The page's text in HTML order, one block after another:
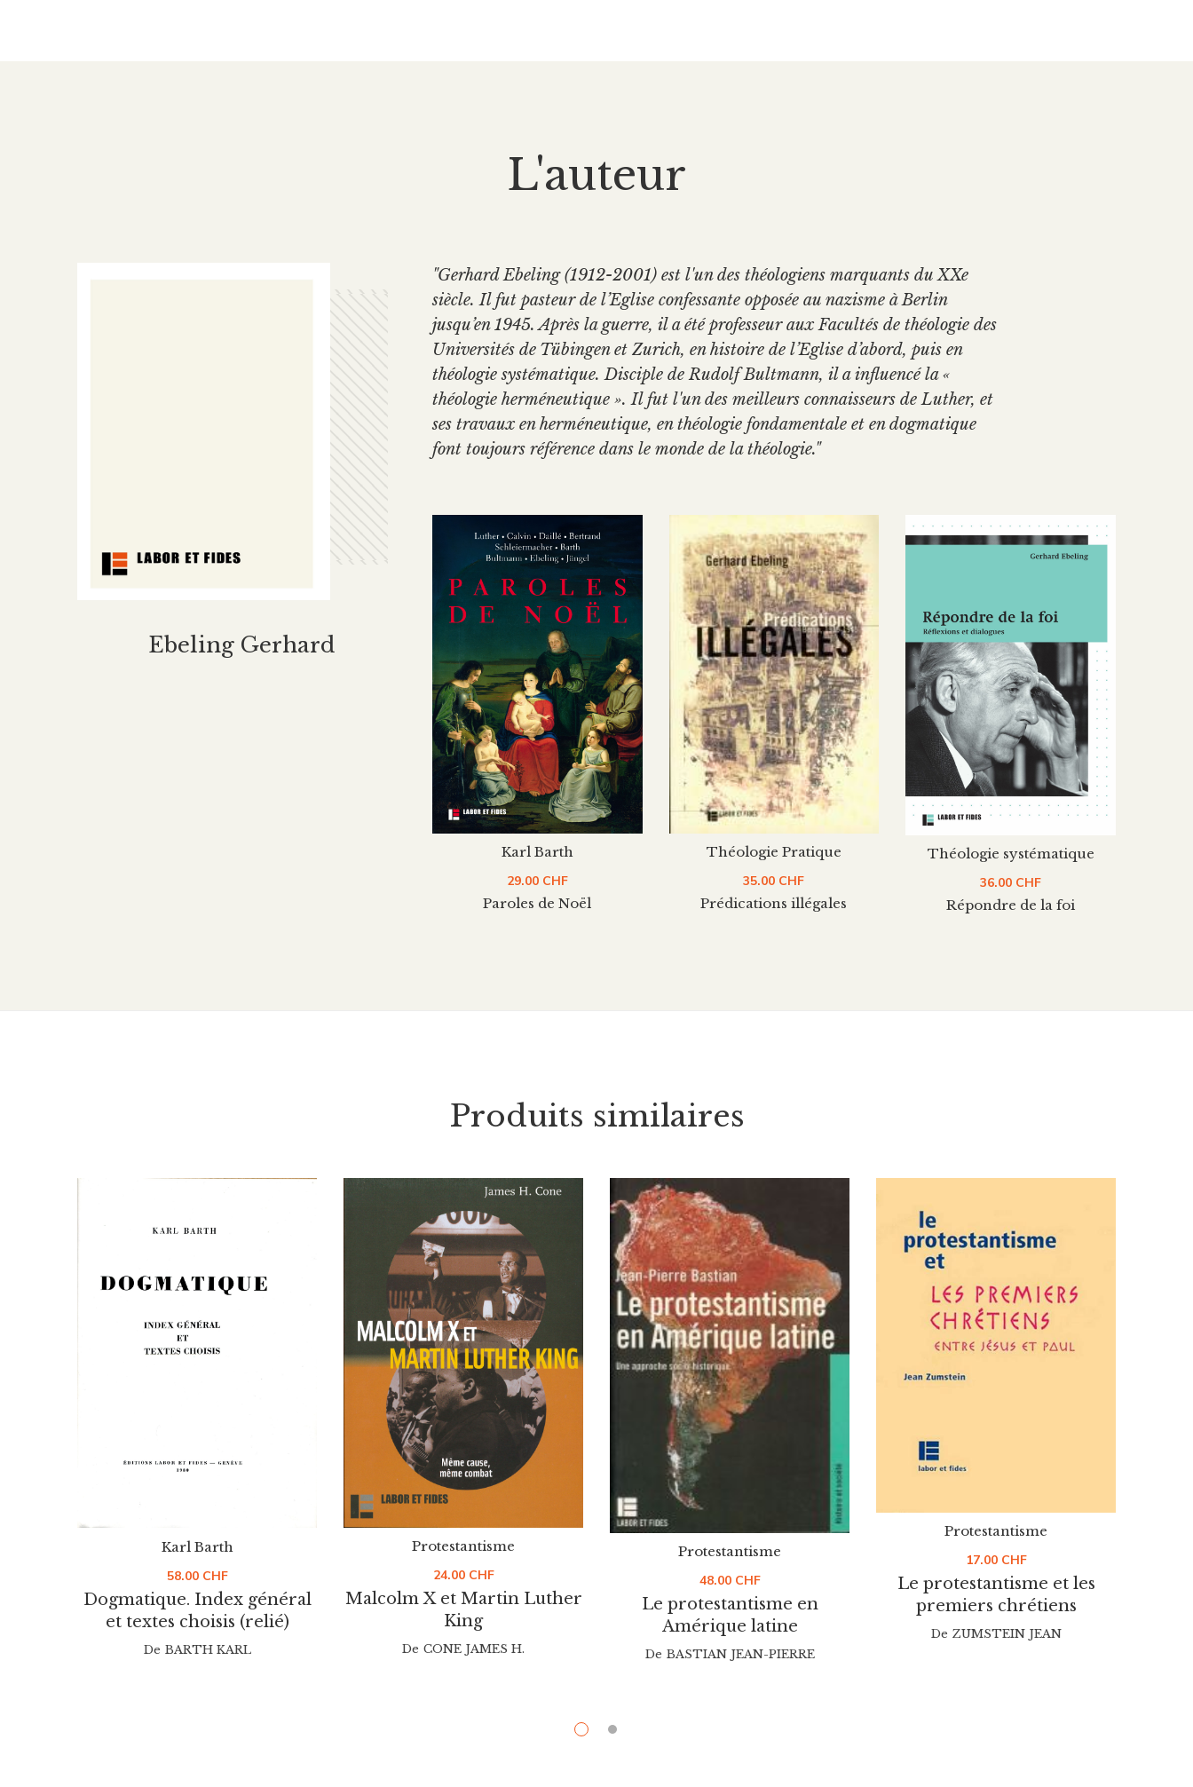
L'auteur
Ebeling Gerhard
"Gerhard Ebeling (1912-2001) est l'un des théologiens marquants du XXe
siècle. Il fut pasteur de l’Eglise confessante opposée au nazisme à Berlin
jusqu’en 1945. Après la guerre, il a été professeur aux Facultés de théologie des
Universités de Tübingen et Zurich, en histoire de l’Eglise d’abord, puis en
théologie systématique. Disciple de Rudolf Bultmann, il a influencé la «
théologie herméneutique ». Il fut l'un des meilleurs connaisseurs de Luther, et
ses travaux en herméneutique, en théologie fondamentale et en dogmatique
font toujours référence dans le monde de la théologie."
Paroles de Noël
Karl Barth
29.00 CHF
Prédications illégales
Théologie Pratique
35.00 CHF
Répondre de la foi
Théologie systématique
36.00 CHF
Produits similaires
Dogmatique. Index général
et textes choisis (relié)
Karl Barth
58.00 CHF
De BARTH KARL
Malcolm X et Martin Luther
King
Protestantisme
24.00 CHF
De CONE JAMES H.
Le protestantisme en
Amérique latine
Protestantisme
48.00 CHF
De BASTIAN JEAN-PIERRE
Le protestantisme et les
premiers chrétiens
Protestantisme
17.00 CHF
De ZUMSTEIN JEAN